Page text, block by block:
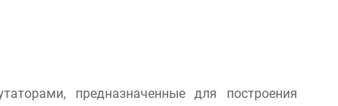
предназначенные для построения